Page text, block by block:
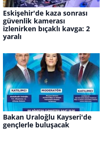
Eskişehir'de kaza sonrası
güvenlik kamerası
izlenirken bıçaklı kavga: 2
yaralı
Bakan Uraloğlu Kayseri'de
gençlerle buluşacak